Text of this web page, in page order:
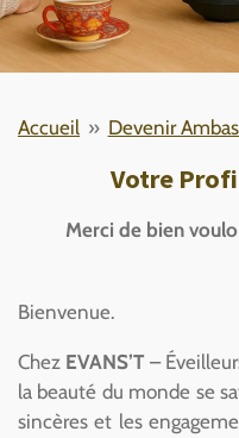
Accueil » Devenir
Votre
Merci de bien
Bienvenue.
Chez EVANS’T –
la beauté du monde se
sincères et les